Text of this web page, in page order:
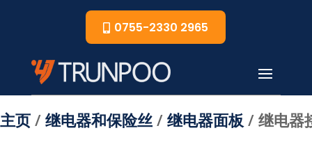
0755-2330 2965
主页 / 继电器和保险丝 / 继电器面板 / 继电器